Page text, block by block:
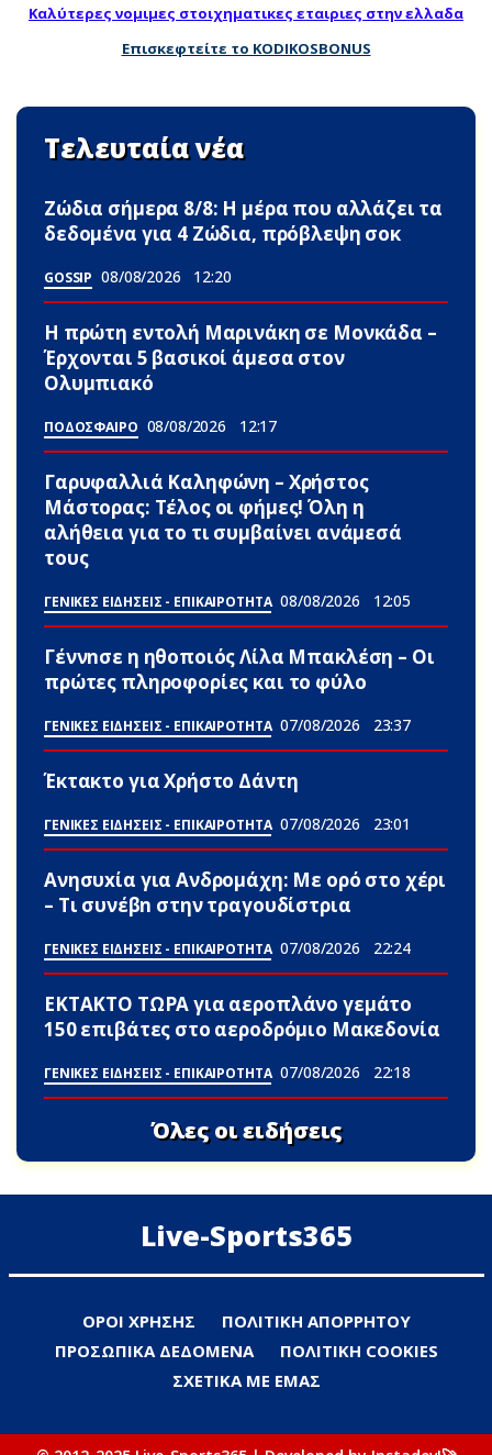
Καλύτερες νομιμες στοιχηματικες εταιριες στην ελλαδα
Επισκεφτείτε το KODIKOSBONUS
Τελευταία νέα
Ζώδια σήμερα 8/8: Η μέρα που αλλάζει τα
δεδομένα για 4 Zώδια, πρόβλεψη σoκ
GOSSIP 08/08/2026 12:20
Η πρώτη εντολή Μαρινάκη σε Μονκάδα –
Έρχονται 5 βασικοί άμεσα στον
Ολυμπιακό
ΠΟΔΟΣΦΑΙΡΟ 08/08/2026 12:17
Γαρυφαλλιά Καληφώνη – Χρήστος
Μάστορας: Τέλος οι φήμες! Όλη η
αλήθεια για το τι συμβαίνει ανάμεσά
τους
ΓΕΝΙΚΕΣ ΕΙΔΗΣΕΙΣ - ΕΠΙΚΑΙΡΟΤΗΤΑ 08/08/2026 12:05
Γέννnσε η ηθοποιός Λίλα Μπακλέση – Οι
πρώτες πληροφορίες και το φύλο
ΓΕΝΙΚΕΣ ΕΙΔΗΣΕΙΣ - ΕΠΙΚΑΙΡΟΤΗΤΑ 07/08/2026 23:37
Έκτακτο για Χρήστο Δάντη
ΓΕΝΙΚΕΣ ΕΙΔΗΣΕΙΣ - ΕΠΙΚΑΙΡΟΤΗΤΑ 07/08/2026 23:01
Ανησυxία για Ανδρομάχη: Με ορό στο χέρι
– Τι συνέβn στην τραγουδίστρια
ΓΕΝΙΚΕΣ ΕΙΔΗΣΕΙΣ - ΕΠΙΚΑΙΡΟΤΗΤΑ 07/08/2026 22:24
ΕΚΤΑΚΤΟ ΤΩΡΑ για αεροπλάνο γεμάτο
150 επιβάτες στο αεροδρόμιο Μακεδονία
ΓΕΝΙΚΕΣ ΕΙΔΗΣΕΙΣ - ΕΠΙΚΑΙΡΟΤΗΤΑ 07/08/2026 22:18
Όλες οι ειδήσεις
Live-Sports365
ΟΡΟΙ ΧΡΗΣΗΣ
ΠΟΛΙΤΙΚΗ ΑΠΟΡΡΗΤΟΥ
ΠΡΟΣΩΠΙΚΑ ΔΕΔΟΜΕΝΑ
ΠΟΛΙΤΙΚΗ COOKIES
ΣΧΕΤΙΚΑ ΜΕ ΕΜΑΣ